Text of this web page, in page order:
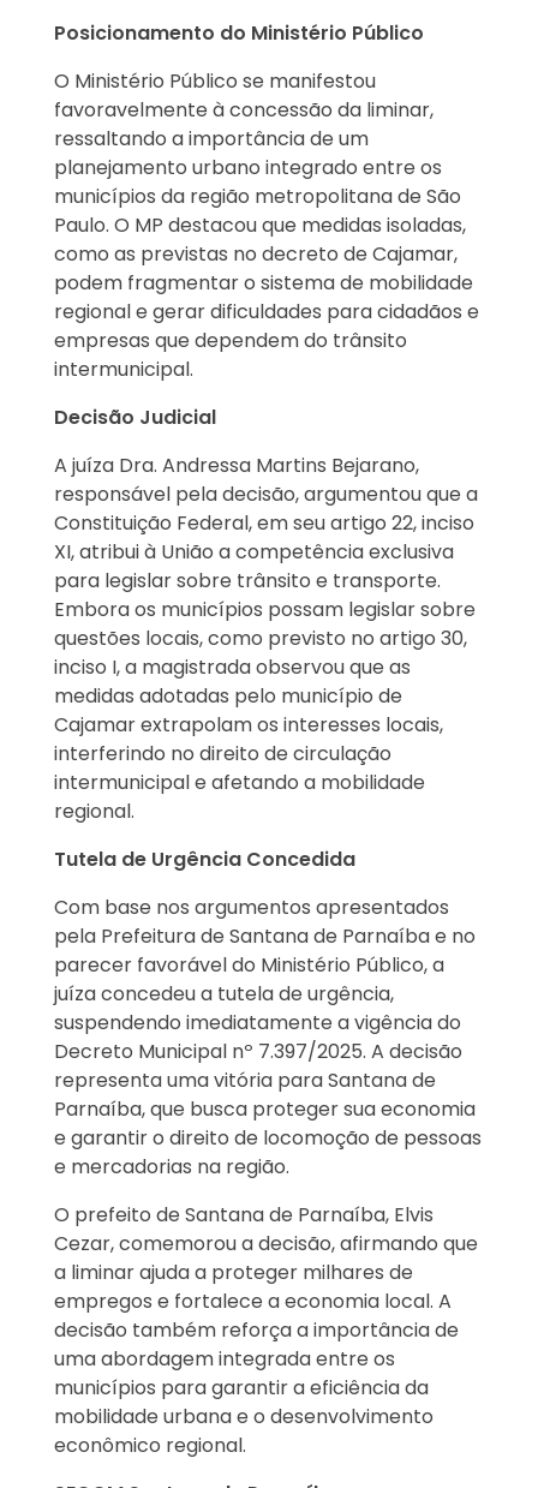
Posicionamento do Ministério Público
O Ministério Público se manifestou
favoravelmente à concessão da liminar,
ressaltando a importância de um
planejamento urbano integrado entre os
municípios da região metropolitana de São
Paulo. O MP destacou que medidas isoladas,
como as previstas no decreto de Cajamar,
podem fragmentar o sistema de mobilidade
regional e gerar dificuldades para cidadãos e
empresas que dependem do trânsito
intermunicipal.
Decisão Judicial
A juíza Dra. Andressa Martins Bejarano,
responsável pela decisão, argumentou que a
Constituição Federal, em seu artigo 22, inciso
XI, atribui à União a competência exclusiva
para legislar sobre trânsito e transporte.
Embora os municípios possam legislar sobre
questões locais, como previsto no artigo 30,
inciso I, a magistrada observou que as
medidas adotadas pelo município de
Cajamar extrapolam os interesses locais,
interferindo no direito de circulação
intermunicipal e afetando a mobilidade
regional.
Tutela de Urgência Concedida
Com base nos argumentos apresentados
pela Prefeitura de Santana de Parnaíba e no
parecer favorável do Ministério Público, a
juíza concedeu a tutela de urgência,
suspendendo imediatamente a vigência do
Decreto Municipal nº 7.397/2025. A decisão
representa uma vitória para Santana de
Parnaíba, que busca proteger sua economia
e garantir o direito de locomoção de pessoas
e mercadorias na região.
O prefeito de Santana de Parnaíba, Elvis
Cezar, comemorou a decisão, afirmando que
a liminar ajuda a proteger milhares de
empregos e fortalece a economia local. A
decisão também reforça a importância de
uma abordagem integrada entre os
municípios para garantir a eficiência da
mobilidade urbana e o desenvolvimento
econômico regional.